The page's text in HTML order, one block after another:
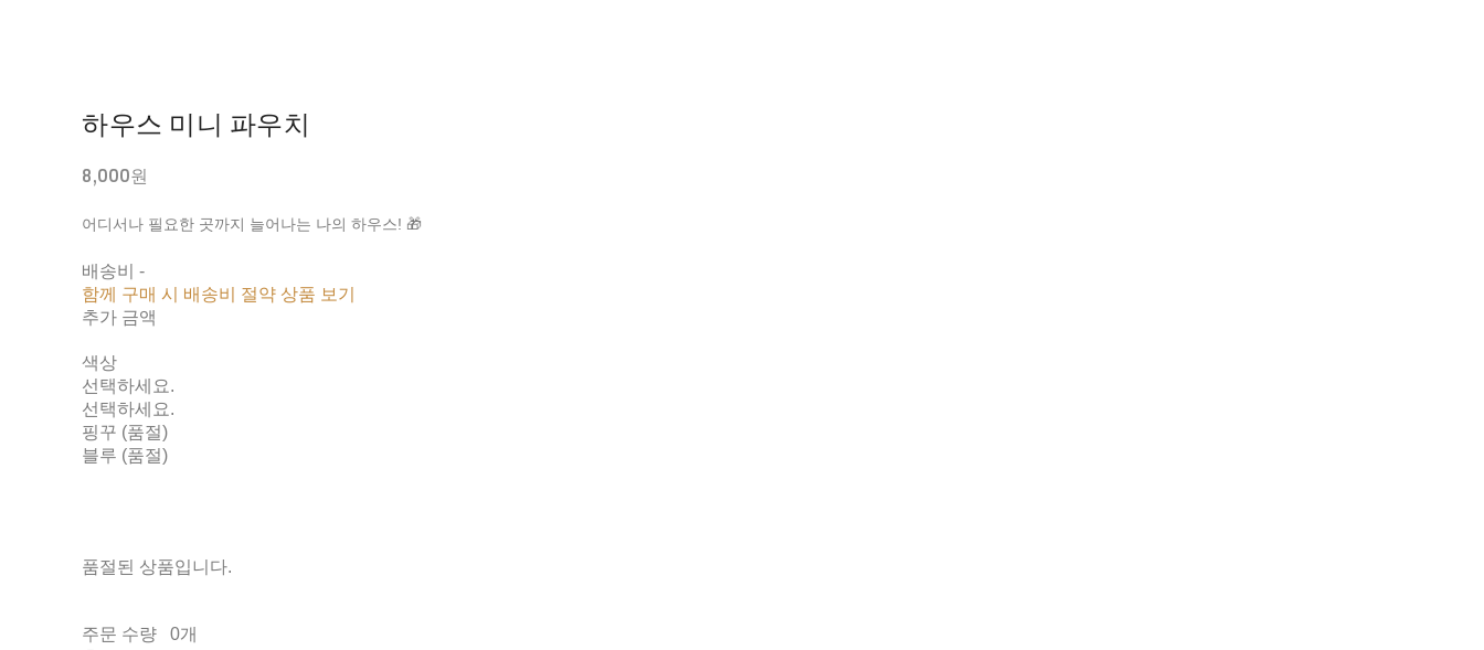
하우스 미니 파우치
8,000원
어디서나 필요한 곳까지 늘어나는 나의 하우스! 🎁
배송비-
함께 구매 시 배송비 절약 상품 보기
추가 금액
색상
선택하세요.
선택하세요.
핑꾸 (품절)
블루 (품절)
품절된 상품입니다.
주문 수량
0개